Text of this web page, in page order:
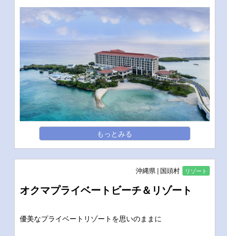
もっとみる
沖縄県 国頭村 リゾート
オクマプライベートビーチ＆リゾート
優美なプライベートリゾートを思いのままに